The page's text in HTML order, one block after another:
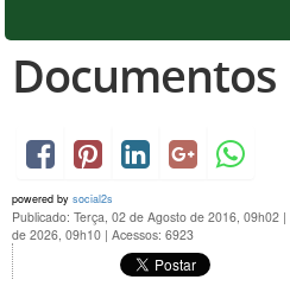
Documentos
powered by social2s
Publicado: Terça, 02 de Agosto de 2016, 09h02 |
de 2026, 09h10 | Acessos: 6923